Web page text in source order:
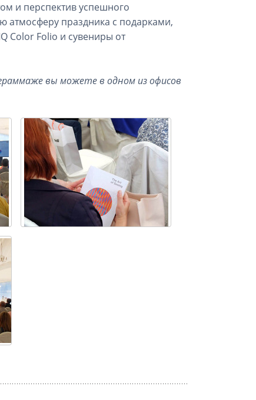
и перспектив успешного
атмосферу праздника с подарками,
Color Folio и сувениры от
вы можете в одном из офисов